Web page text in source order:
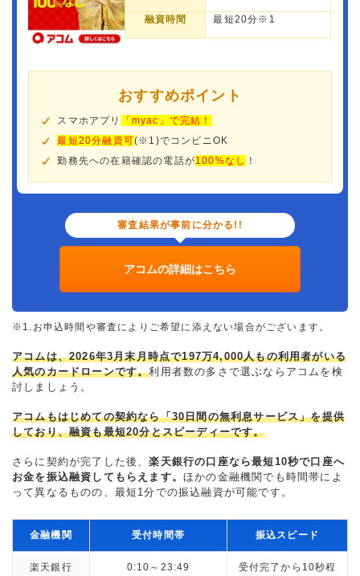
融資時間 最短20分※1
おすすめポイント
スマホアプリ
「myac」で完結！
最短20分融資可(※1)でコンビニOK
勤務先への在籍確認の電話が100%なし ！
審査結果が事前に分かる!!
アコムの詳細はこちら
※1.お申込時間や審査によりご希望に添えない場合がございます。
アコムは、2026年3月末月時点で197万4,000人もの利用者がいる
人気のカードローンです。利用者数の多さで選ぶならアコムを検
討しましょう。
アコムもはじめての契約なら「30日間の無利息サービス」を提供
しており、融資も最短20分とスピーディーです。
さらに契約が完了した後、楽天銀行の口座なら最短10秒で口座へ
お金を振込融資してもらえます。 ほかの金融機関でも時間帯によ
って異なるものの、最短1分での振込融資が可能です。
金融機関 受付時間帯 振込スピード
楽天銀行 0:10～23:49
受付完了から10秒程